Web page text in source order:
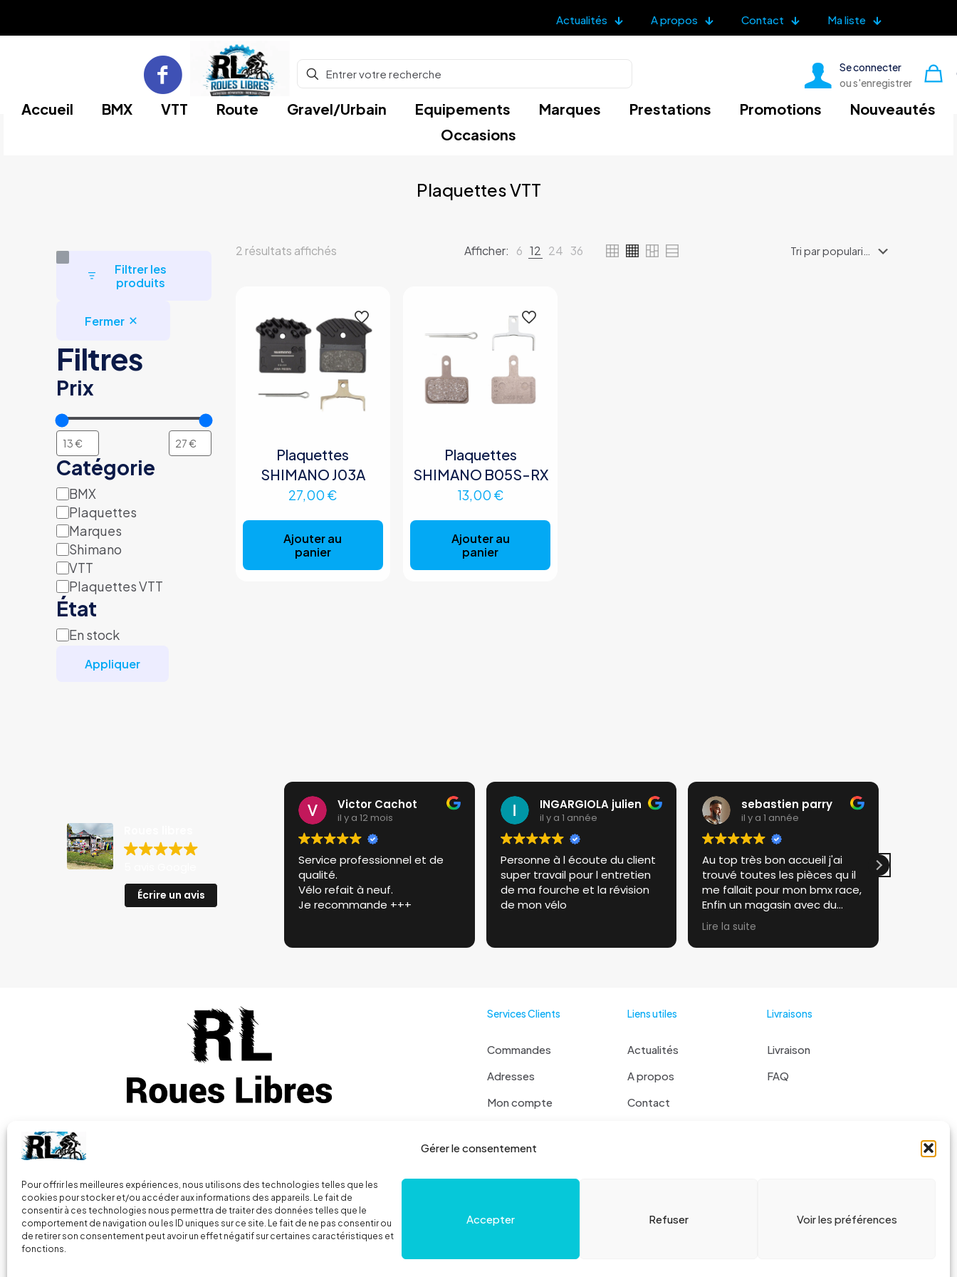
Gérer le consentement
Pour offrir les meilleures expériences, nous utilisons des technologies telles que les
cookies pour stocker et/ou accéder aux informations des appareils. Le fait de
consentir à ces technologies nous permettra de traiter des données telles que le
comportement de navigation ou les ID uniques sur ce site. Le fait de ne pas consentir ou
de retirer son consentement peut avoir un effet négatif sur certaines caractéristiques et
fonctions.
Accepter Refuser Voir les préférences
Actualités A propos Contact Ma liste
Se connecter
ou s'enregistrer
Accueil BMX VTT Route Gravel/Urbain Equipements Marques Prestations Promotions
Nouveautés
Occasions
Plaquettes VTT
Filtrer les
produits
Fermer
Filtres
Prix
Catégorie
Catégorie
BMX
Plaquettes
Marques
Shimano
VTT
Plaquettes VTT
État
Disponibilité
En stock
Appliquer
2 résultats affichésTrié
Afficher: 6 12 24 36
Plaquettes
SHIMANO J03A
27,00 €
Ajouter au
panier
Plaquettes
SHIMANO B05S-RX
13,00 €
Ajouter au
panier
Écrire un avis
Victor Cachot
il y a 12 mois
Service professionnel et de
qualité.
Vélo refait à neuf.
Je recommande +++
INGARGIOLA julien
il y a 1 année
Personne à l écoute du client
super travail pour l entretien
de ma fourche et la révision
de mon vélo
sebastien parry
il y a 1 année
Au top très bon accueil j'ai
trouvé toutes les pièces qu il
me fallait pour mon bmx race,
Enfin un magasin avec du
stock et patron sympathique.
Je recommande a 100%
Lire la suite
Vous avez des questions ? Contactez moi !
+33 (0) 7 86 36 78 52
2 Parc de la Presle, 70160 Faverney
France
Services Clients
Commandes
Adresses
Mon compte
Se déconnecter
Politique de cookies
Liens utiles
Actualités
A propos
Contact
Livraisons
Livraison
FAQ